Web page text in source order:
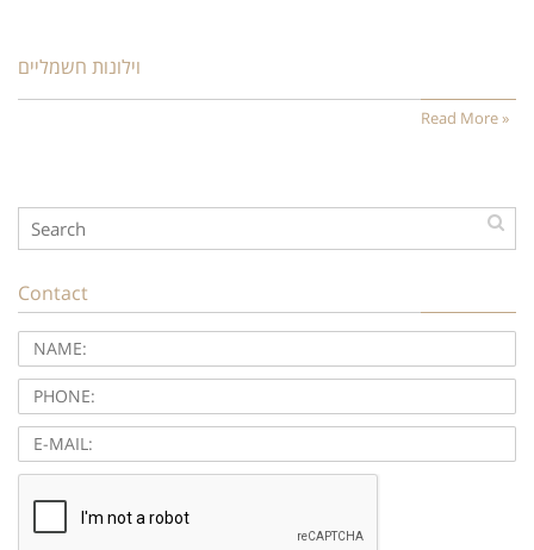
וילונות חשמליים
Read More »
Contact
NAME:
PHONE:
E-
MAIL: